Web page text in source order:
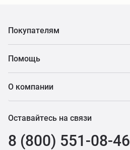
Покупателям
Помощь
О компании
Оставайтесь на связи
8 (800) 551-08-46